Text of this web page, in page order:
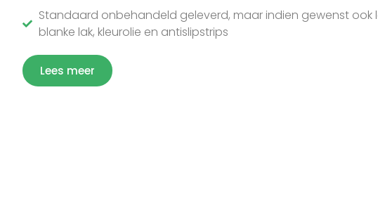
Standaard onbehandeld geleverd, maar indien gewenst ook
blanke lak, kleurolie en antislipstrips
Lees meer